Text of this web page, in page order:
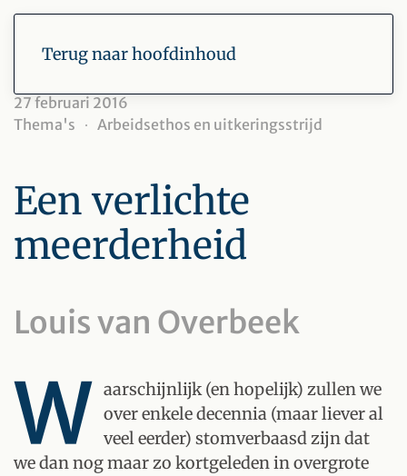
Terug naar hoofdinhoud
27 februari 2016
Thema's
Arbeidsethos en uitkeringsstrijd
Een verlichte
meerderheid
Louis van Overbeek
W aarschijnlijk (en hopelijk) zullen we
over enkele decennia (maar liever al
veel eerder) stomverbaasd zijn dat
we dan nog maar zo kortgeleden in overgrote